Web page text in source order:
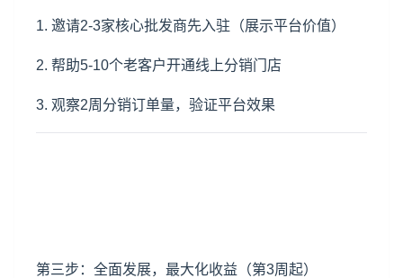
1. 邀请2-3家核心批发商先入驻（展示平台价值）
2. 帮助5-10个老客户开通线上分销门店
3. 观察2周分销订单量，验证平台效果
第三步：全面发展，最大化收益（第3周起）